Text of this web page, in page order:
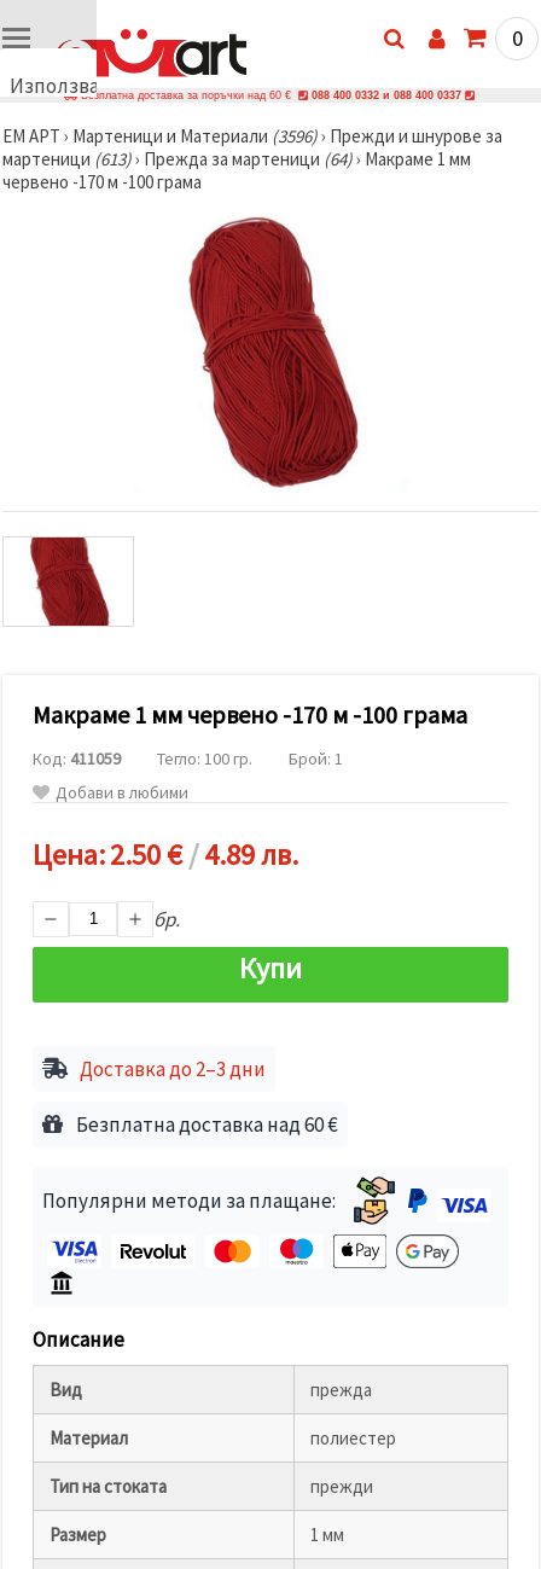
Използваме
🍪
Използваме
бисквитки
показваме
релевантно
съдържание
и реклами,
включително
с помощта
маркетинг.
Можеш да
съгласиш
всички
"бисквитки"
натиснеш
всички!"
предпочитанията
избереш
"Запази"
Приеми
всички
Настройки
бисквитките
0
Безплатна доставка за поръчки над 60 € 088 400 0332 и 088 400 0337
ЕМ АРТ › Мартеници и Материали (3596)› Прежди и шнурове за
мартеници (613)› Прежда за мартеници (64)› Макраме 1 мм
червено -170 м -100 грама
Макраме 1 мм червено -170 м -100 грама
Код: 411059 Тегло: 100 гр.
Брой: 1
Добави в любими
Цена:2.50 €/4.89 лв.
бр.
Купи
Доставка до 2–3 дни
Безплатна доставка над 60 €
Популярни методи за плащане:
Описание
Вид прежда
Материал полиестер
Тип на стоката прежди
Размер 1 мм